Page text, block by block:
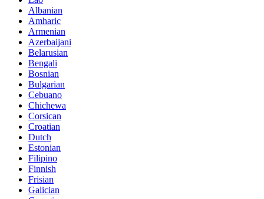
Albanian
Amharic
Armenian
Azerbaijani
Belarusian
Bengali
Bosnian
Bulgarian
Cebuano
Chichewa
Corsican
Croatian
Dutch
Estonian
Filipino
Finnish
Frisian
Galician